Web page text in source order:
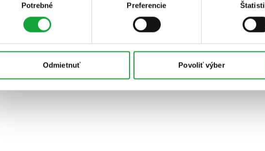
Potrebné Preferencie
Odmietnuť Povoliť výber